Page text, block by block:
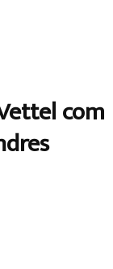
com